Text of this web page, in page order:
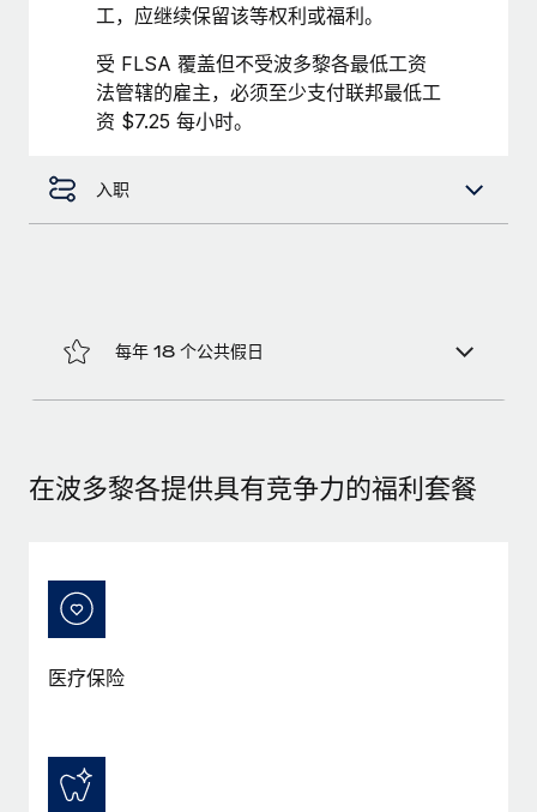
了解更多
工，应继续保留该等权利或福利。
受 FLSA 覆盖但不受波多黎各最低工资
法管辖的雇主，必须至少支付联邦最低工
资 $7.25 每小时。
入职
每年 18 个公共假日
在波多黎各提供具有竞争力的福利套餐
医疗保险